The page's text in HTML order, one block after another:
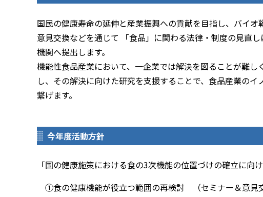
国民の健康寿命の延伸と産業振興への貢献を目指し、バイ
意見交換などを通じて 「食品」に関わる法律・制度の見直
機関へ提出します。
機能性食品産業において、一企業では解決を図ることが難
し、その解決に向けた研究を支援することで、食品産業の
繋げます。
今年度活動方針
「国の健康施策における食の3次機能の位置づけの確立に向
①食の健康機能が役立つ範囲の再検討 （セミナー＆意見交